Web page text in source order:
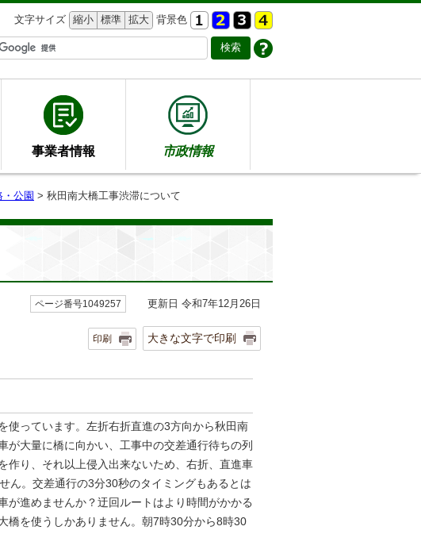
文字サイズ 縮小 標準 拡大 背景色
事業者情報 市政情報
・公園 > 秋田南大橋工事渋滞について
ページ番号1049257 更新日 令和7年12月26日
印刷 大きな文字で印刷
使っています。左折右折直進の3方向から秋田南
が大量に橋に向かい、工事中の交差通行待ちの列
作り、それ以上侵入出来ないため、右折、直進車
ん。交差通行の3分30秒のタイミングもあるとは
が進めませんか？迂回ルートはより時間がかかる
橋を使うしかありません。朝7時30分から8時30